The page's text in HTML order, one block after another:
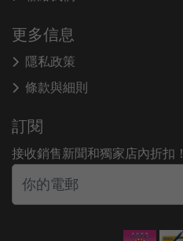
更多信息
隱私政策
條款與細則
訂閱
接收銷售新聞和獨家店內折扣！